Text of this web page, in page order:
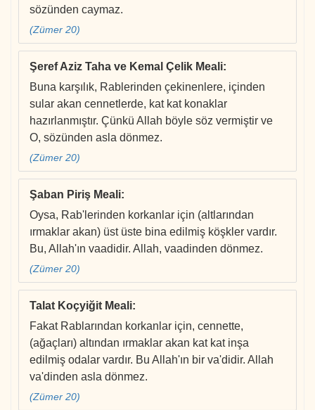
sözünden caymaz.
(Zümer 20)
Şeref Aziz Taha ve Kemal Çelik Meali:
Buna karşılık, Rablerinden çekinenlere, içinden
sular akan cennetlerde, kat kat konaklar
hazırlanmıştır. Çünkü Allah böyle söz vermiştir ve
O, sözünden asla dönmez.
(Zümer 20)
Şaban Piriş Meali:
Oysa, Rab'lerinden korkanlar için (altlarından
ırmaklar akan) üst üste bina edilmiş köşkler vardır.
Bu, Allah'ın vaadidir. Allah, vaadinden dönmez.
(Zümer 20)
Talat Koçyiğit Meali:
Fakat Rablarından korkanlar için, cennette,
(ağaçları) altından ırmaklar akan kat kat inşa
edilmiş odalar vardır. Bu Allah'ın bir va'didir. Allah
va'dinden asla dönmez.
(Zümer 20)